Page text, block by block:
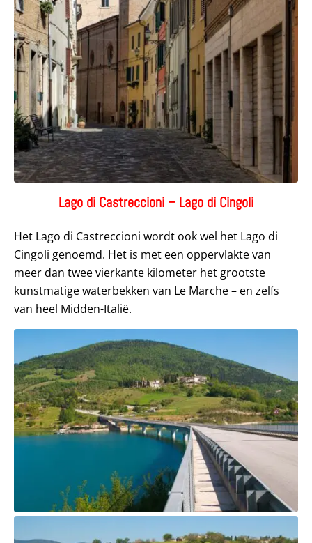
Lago di Castreccioni – Lago di Cingoli
Het Lago di Castreccioni wordt ook wel het Lago di
Cingoli genoemd. Het is met een oppervlakte van
meer dan twee vierkante kilometer het grootste
kunstmatige waterbekken van Le Marche – en zelfs
van heel Midden-Italië.